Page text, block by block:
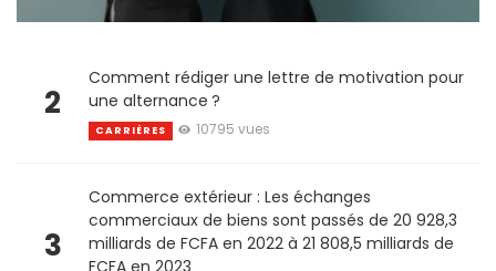
2
Comment rédiger une lettre de motivation pour
une alternance ?
CARRIÈRES 10795 vues
3
Commerce extérieur : Les échanges
commerciaux de biens sont passés de 20 928,3
milliards de FCFA en 2022 à 21 808,5 milliards de